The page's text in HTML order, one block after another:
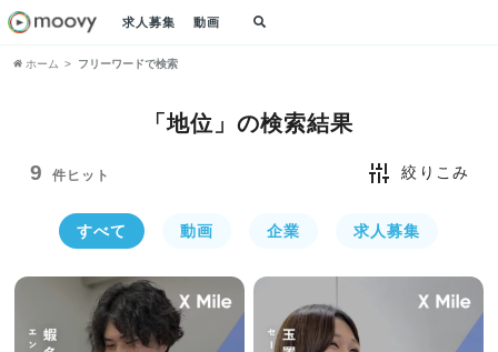
求人募集 動画
ホーム フリーワードで検索
「地位」の検索結果
9 件ヒット 絞りこみ
すべて 動画 企業 求人募集